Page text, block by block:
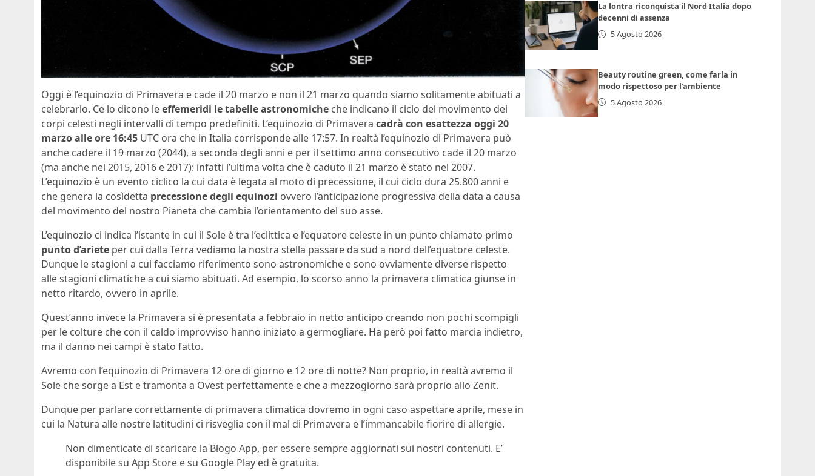
Oggi è l’equinozio di Primavera e cade il 20 marzo e non il 21 marzo quando siamo solitamente abituati a
celebrarlo. Ce lo dicono leeffemeridi le tabelle astronomiche che indicano il ciclo del movimento dei
corpi celesti negli intervalli di tempo predefiniti. L’equinozio di Primavera cadrà con esattezza oggi 20
marzo alle ore 16:45 UTC ora che in Italia corrisponde alle 17:57. In realtà l’equinozio di Primavera può
anche cadere il 19 marzo (2044), a seconda degli anni e per il settimo anno consecutivo cade il 20 marzo
(ma anche nel 2015, 2016 e 2017): infatti l’ultima volta che è caduto il 21 marzo è stato nel 2007.
L’equinozio è un evento ciclico la cui data è legata al moto di precessione, il cui ciclo dura 25.800 anni e
che genera la cosìdetta precessione degli equinozi ovvero l’anticipazione progressiva della data a causa
del movimento del nostro Pianeta che cambia l’orientamento del suo asse.
L’equinozio ci indica l’istante in cui il Sole è tra l’eclittica e l’equatore celeste in un punto chiamato primo
punto d’ariete per cui dalla Terra vediamo la nostra stella passare da sud a nord dell’equatore celeste.
Dunque le stagioni a cui facciamo riferimento sono astronomiche e sono ovviamente diverse rispetto
alle stagioni climatiche a cui siamo abituati. Ad esempio, lo scorso anno la primavera climatica giunse in
netto ritardo, ovvero in aprile.
Quest’anno invece la Primavera si è presentata a febbraio in netto anticipo creando non pochi scompigli
per le colture che con il caldo improvviso hanno iniziato a germogliare. Ha però poi fatto marcia indietro,
ma il danno nei campi è stato fatto.
Avremo con l’equinozio di Primavera 12 ore di giorno e 12 ore di notte? Non proprio, in realtà avremo il
Sole che sorge a Est e tramonta a Ovest perfettamente e che a mezzogiorno sarà proprio allo Zenit.
Dunque per parlare correttamente di primavera climatica dovremo in ogni caso aspettare aprile, mese in
cui la Natura alle nostre latitudini ci risveglia con il mal di Primavera e l’immancabile fiorire di allergie.
Non dimenticate di scaricare la Blogo App, per essere sempre aggiornati sui nostri contenuti. E’
disponibile su App Store e su Google Play ed è gratuita.
La lontra riconquista il Nord Italia dopo
decenni di assenza
5 Agosto 2026
Beauty routine green, come farla in
modo rispettoso per l’ambiente
5 Agosto 2026